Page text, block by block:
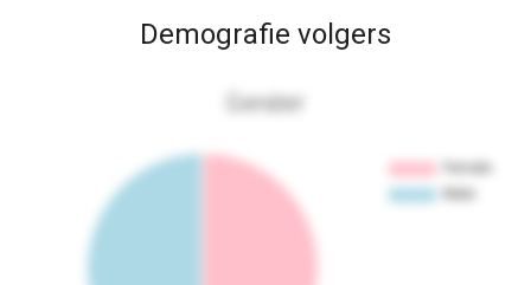
Demografie volgers
Gender